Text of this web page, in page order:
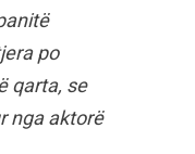
po
qarta, se
nga aktorë